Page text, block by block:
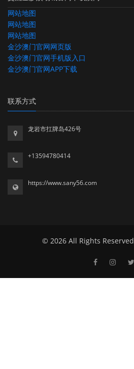
网站地图
网站地图
网站地图
金沙澳门官网网页版
金沙澳门官网手机版入口
金沙澳门官网APP下载
联系方式
龙岩市扛牌岛426号
+13594780414
https://www.sany56.com
© 2026 All Rights Reserved